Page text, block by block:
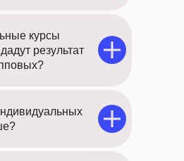
курсы
результат